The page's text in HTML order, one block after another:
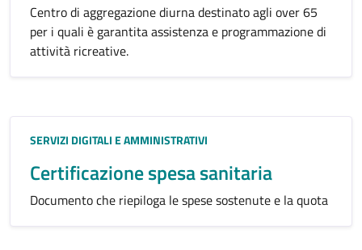
Centro di aggregazione diurna destinato agli over 65
per i quali è garantita assistenza e programmazione di
attività ricreative.
Categoria:
SERVIZI DIGITALI E AMMINISTRATIVI
Certificazione spesa sanitaria
Documento che riepiloga le spese sostenute e la quota